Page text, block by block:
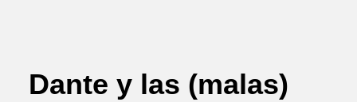
Dante y las (malas)